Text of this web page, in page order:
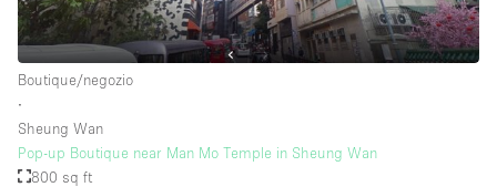
Boutique/negozio
∙
Sheung Wan
Pop-up Boutique near Man Mo Temple in Sheung Wan
800 sq ft